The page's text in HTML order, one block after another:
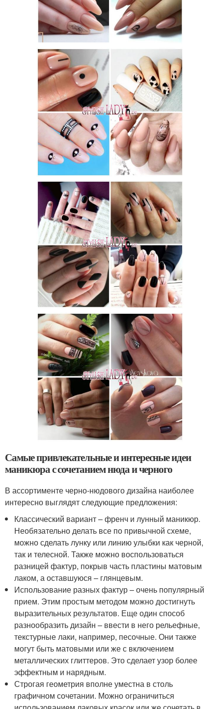
Самые привлекательные и интересные идеи
маникюра с сочетанием нюда и черного
В ассортименте черно-нюдового дизайна наиболее
интересно выглядят следующие предложения:
Классический вариант – френч и лунный маникюр.
Необязательно делать все по привычной схеме,
можно сделать лунку или линию улыбки как черной,
так и телесной. Также можно воспользоваться
разницей фактур, покрыв часть пластины матовым
лаком, а оставшуюся – глянцевым.
Использование разных фактур – очень популярный
прием. Этим простым методом можно достигнуть
выразительных результатов. Еще один способ
разнообразить дизайн – ввести в него рельефные,
текстурные лаки, например, песочные. Они также
могут быть матовыми или же с включением
металлических глиттеров. Это сделает узор более
эффектным и нарядным.
Строгая геометрия вполне уместна в столь
графичном сочетании. Можно ограничиться